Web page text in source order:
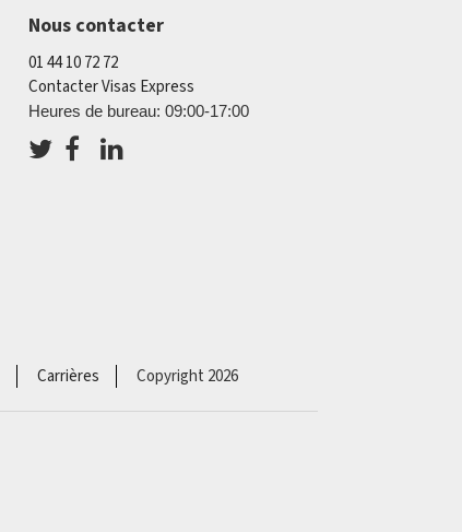
Nous contacter
01 44 10 72 72
Contacter Visas Express
Heures de bureau: 09:00-17:00
Carrières Copyright 2026